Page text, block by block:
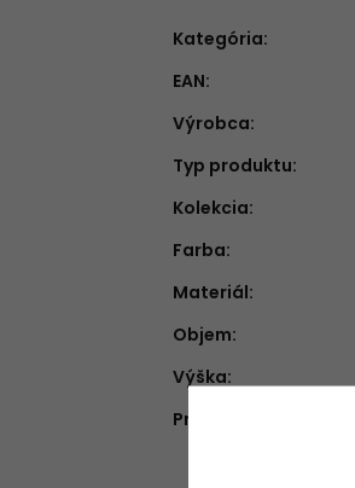
Kategória:
EAN:
Výrobca:
Typ produktu:
Kolekcia:
Farba:
Materiál:
Objem:
Výška:
Priemer